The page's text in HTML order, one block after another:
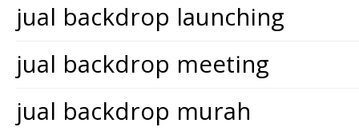
jual backdrop launching
jual backdrop meeting
jual backdrop murah